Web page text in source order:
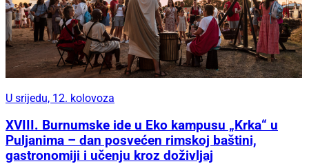
U srijedu, 12. kolovoza
XVIII. Burnumske ide u Eko kampusu „Krka“ u
Puljanima – dan posvećen rimskoj baštini,
gastronomiji i učenju kroz doživljaj